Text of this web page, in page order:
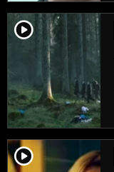
player2
player2